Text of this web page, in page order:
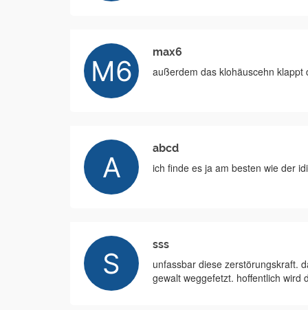
max6
außerdem das klohäuscehn klappt
abcd
ich finde es ja am besten wie der
sss
unfassbar diese zerstörungskraft.
gewalt weggefetzt. hoffentlich wird